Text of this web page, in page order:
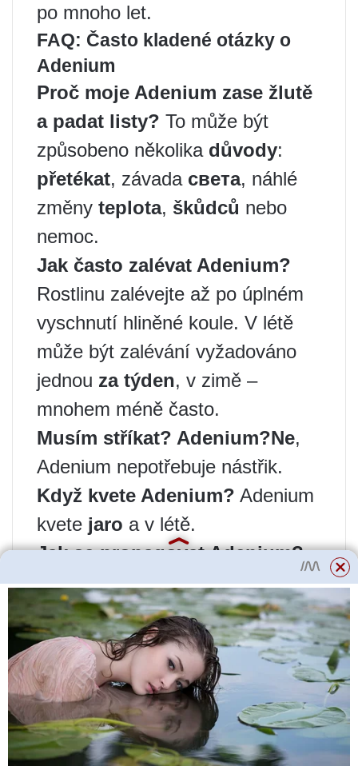
po mnoho let.
FAQ: Často kladené otázky o
Adenium
Proč moje Adenium zase žlutě
a padat listy? To může být
způsobeno několika důvody:
přetékat, závada света, náhlé
změny teplota, škůdců nebo
nemoc.
Jak často zalévat Adenium?
Rostlinu zalévejte až po úplném
vyschnutí hliněné koule. V létě
může být zalévání vyžadováno
jednou za týden, v zimě –
mnohem méně často.
Musím stříkat? Adenium?Ne,
Adenium nepotřebuje nástřik.
Když kvete Adenium? Adenium
kvete jaro a v létě.
Jak se propagovatAdenium?
Adenium se může množitsemen,
odřezkya očkování.
Doufáme, tento článek vám
pomohl lépe porozumět potřebám
Adeniuma naučit se o něj
správně pečovat. Přejeme vám
úspěch v pěstování tohoto